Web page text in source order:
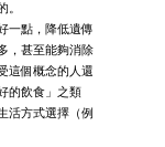
。
一點，降低遺傳
，甚至能夠消除
這個概念的人還
的飲食」之類
活方式選擇（例